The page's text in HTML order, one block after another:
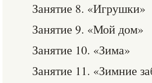
Занятие 8. «Игрушки»
Занятие 9. «Мой дом»
Занятие 10. «Зима»
Занятие 11. «Зимние